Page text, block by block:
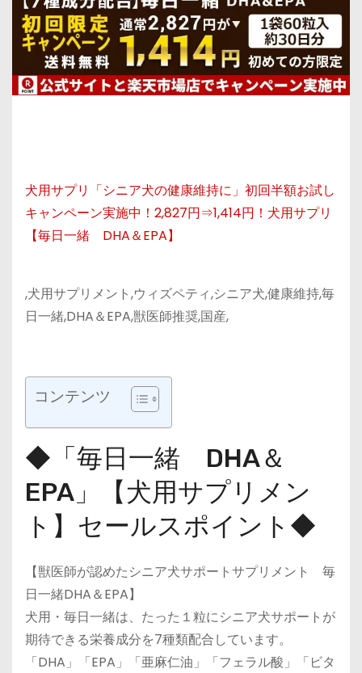
犬用サプリ「シニア犬の健康維持に」初回半額お試し
キャンペーン実施中！2,827円⇒1,414円！犬用サプリ
【毎日一緒 DHA＆EPA】
,犬用サプリメント,ウィズペティ,シニア犬,健康維持,毎
日一緒,DHA＆EPA,獣医師推奨,国産,
コンテンツ
◆「毎日一緒 DHA＆
EPA」【犬用サプリメン
ト】セールスポイント◆
【獣医師が認めたシニア犬サポートサプリメント 毎
日一緒DHA＆EPA】
犬用・毎日一緒は、たった１粒にシニア犬サポートが
期待できる栄養成分を7種類配合しています。
「DHA」「EPA」「亜麻仁油」「フェラル酸」「ビタ